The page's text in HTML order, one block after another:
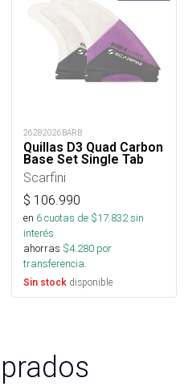
26282026BARB
Quillas D3 Quad Carbon
Base Set Single Tab
Scarfini
$ 106.990
en 6cuotas de $17.832sin
interés
ahorras $4.280 por
transferencia.
Sin stock disponible